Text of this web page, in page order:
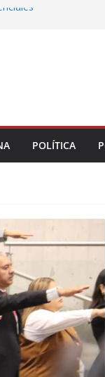
POLÍTICA